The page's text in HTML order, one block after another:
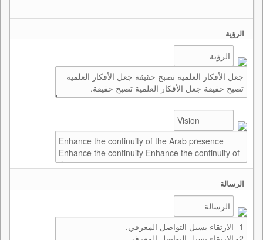
الرؤية
الرسالة